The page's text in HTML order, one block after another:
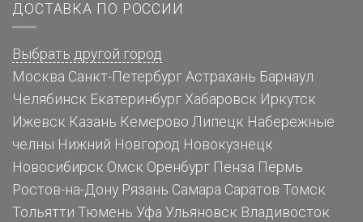
ДОСТАВКА ПО РОССИИ
Выбрать другой город
Москва Санкт-Петербург Астрахань Барнаул
Челябинск Екатеринбург Хабаровск Иркутск
Ижевск Казань Кемерово Липецк Набережные
челны Нижний Новгород Новокузнецк
Новосибирск Омск Оренбург Пенза Пермь
Ростов-на-Дону Рязань Самара Саратов Томск
Тольятти Тюмень Уфа Ульяновск Владивосток